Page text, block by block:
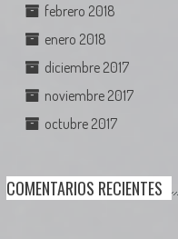
febrero 2018
enero 2018
diciembre 2017
noviembre 2017
octubre 2017
COMENTARIOS RECIENTES